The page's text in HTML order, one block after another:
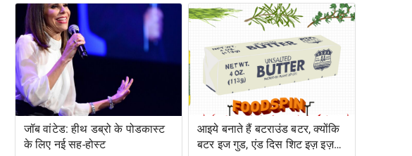
जॉब वांटेड: हीथ डब्रो के पोडकास्ट
के लिए नई सह-होस्ट
आइये बनाते हैं बटराउंड बटर, क्योंकि
बटर इज गुड, एंड दिस शिट इज़ इज़